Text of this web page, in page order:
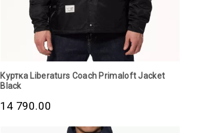
Куртка Liberaturs Coach Primaloft Jacket
Black
14 790.00